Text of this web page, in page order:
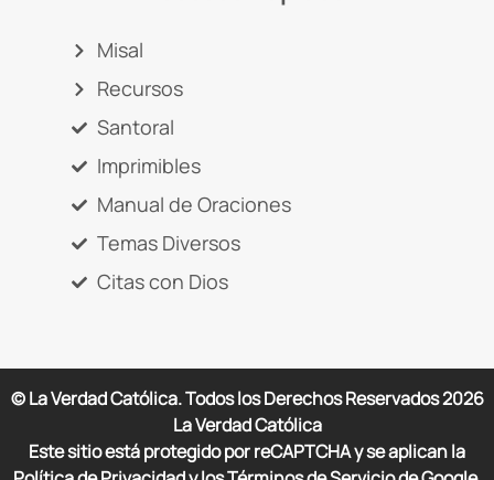
Misal
Recursos
Santoral
Imprimibles
Manual de Oraciones
Temas Diversos
Citas con Dios
© La Verdad Católica. Todos los Derechos Reservados2026
La Verdad Católica
Este sitio está protegido por reCAPTCHA y se aplican la